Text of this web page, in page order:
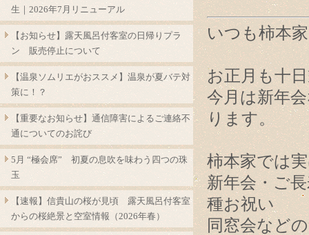
いつも柿本
お正月も十
今月は新年
ります。
柿本家では
新年会・ご
種お祝い
同窓会など
生｜2026年7月リニューアル
【お知らせ】露天風呂付客室の日帰りプラ
ン 販売停止について
【温泉ソムリエがおススメ】温泉が夏バテ対
策に！？
【重要なお知らせ】通信障害によるご連絡不
通についてのお詫び
5月 “極会席” 初夏の息吹を味わう四つの珠
玉
【速報】信貴山の桜が見頃 露天風呂付客室
からの桜絶景と空室情報（2026年春）